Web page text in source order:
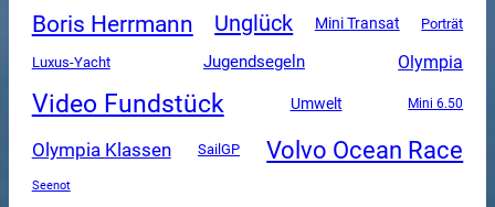
Boris Herrmann Unglück Mini Transat Porträt
Luxus-Yacht Jugendsegeln Olympia
Video Fundstück Umwelt Mini 6.50
Olympia Klassen SailGP Volvo Ocean Race
Seenot